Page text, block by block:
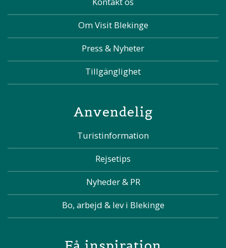
Om Visit Blekinge
Press & Nyheter
Tillgänglighet
Anvendelig
Turistinformation
Rejsetips
Nyheder & PR
Bo, arbejd & lev i Blekinge